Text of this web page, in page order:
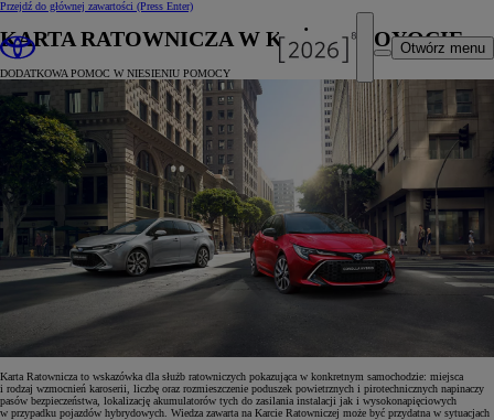
Przejdź do głównej zawartości (Press Enter)
Otwórz menu
KARTA RATOWNICZA W KAŻDEJ TOYOCIE
DODATKOWA POMOC W NIESIENIU POMOCY
Karta Ratownicza to wskazówka dla służb ratowniczych pokazująca w konkretnym samochodzie: miejsca
i rodzaj wzmocnień karoserii, liczbę oraz rozmieszczenie poduszek powietrznych i pirotechnicznych napinaczy
pasów bezpieczeństwa, lokalizację akumulatorów tych do zasilania instalacji jak i wysokonapięciowych
w przypadku pojazdów hybrydowych. Wiedza zawarta na Karcie Ratowniczej może być przydatna w sytuacjach